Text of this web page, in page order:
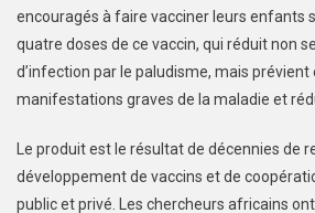
encouragés à faire vacciner leurs enfants
quatre doses de ce vaccin, qui réduit non
d’infection par le paludisme, mais
manifestations graves de la maladie et
Le produit est le résultat de décennies de
développement de vaccins et de
public et privé. Les chercheurs africains